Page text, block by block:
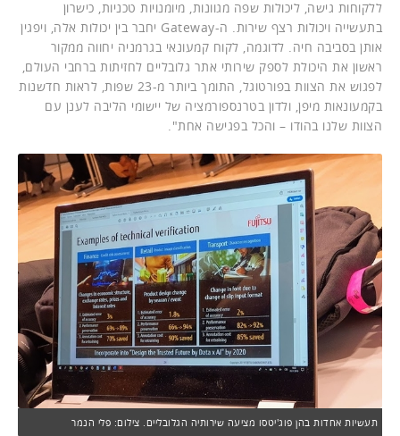
ללקוחות גישה, ליכולות שפה מגוונות, מיומנויות טכניות, כישרון
בתעשייה ויכולות רצף שירות. ה-Gateway יחבר בין יכולות אלה, ויפגין
אותן בסביבה חיה. לדוגמה, לקוח קמעונאי בגרמניה יחווה ממקור
ראשון את היכולת לספק שירותי אתר גלובליים לחזיתות ברחבי העולם,
לפגוש את הצוות בפורטוגל, התומך ביותר מ-23 שפות, לראות חדשנות
בקמעונאות מיפן, ולדון בטרנספורמציה של יישומי הליבה לענן עם
הצוות שלנו בהודו – והכל בפגישה אחת".
תעשיות אחדות בהן פוג'יטסו מציעה שירותיה הגלובליים. צילום: פלי הנמר